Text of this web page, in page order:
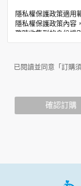
隱私權保護政策適用
隱私權保護政策內容
務時收集到的身份識
作與本公司合作時分
人員。例如您透過本
放連結的廠商也可
人資訊，這些廣告廠
您個人在本網站上的
個人的資料，其範圍
您所提供的姓名、電
已閱讀並同意「訂購
確認訂購